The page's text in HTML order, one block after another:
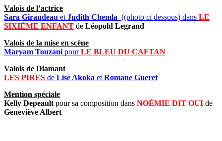
Valois de l’actrice
Sara Giraudeau et Judith Chemla ((photo ci dessous) dans LE
SIXIÈME ENFANT de Léopold Legrand
Valois de la mise en scène
Maryam Touzani pourLE BLEU DU CAFTAN
Valois de Diamant
LES PIRES de Lise Akoka et Romane Gueret
Mention spéciale
Kelly Depeault pour sa composition dans NOÉMIE DIT OUI de
Geneviève Albert